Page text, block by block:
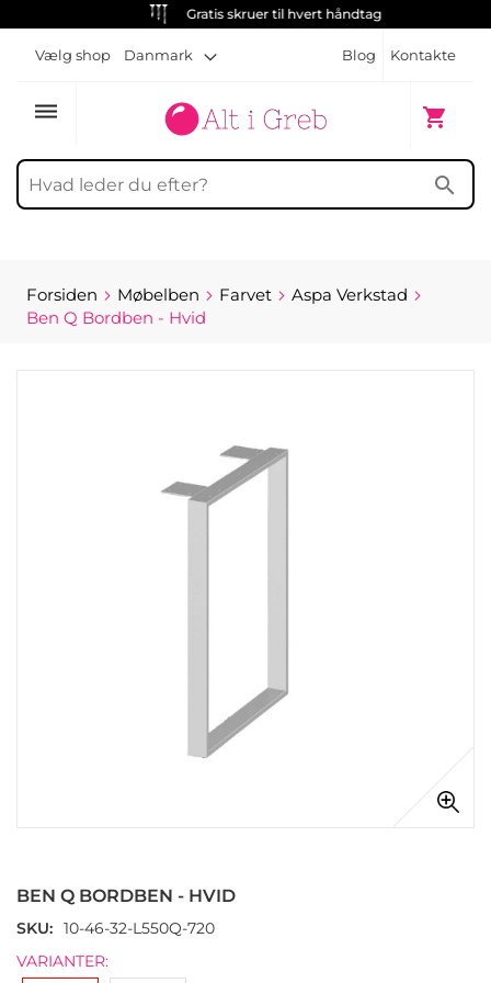
Gratis skruer til hvert håndtag
Blog Kontakte
Vælg shop Danmark
dehaze shopping_cart
Min
search
Forsiden Møbelben Farvet
Aspa Verkstad
Ben Q Bordben - Hvid
af
billedgalleriet
BEN Q BORDBEN - HVID
SKU
10-46-32-L550Q-720
VARIANTER: